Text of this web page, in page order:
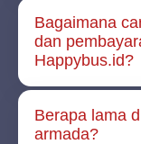
Bagaimana
dan
Happybus.id?
Berapa lama
armada?